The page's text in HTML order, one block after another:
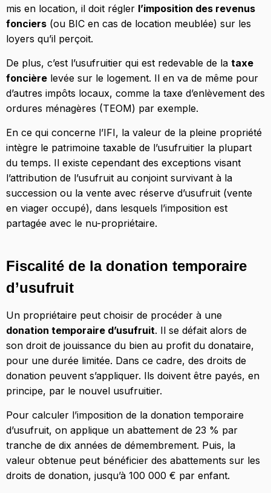
mis en location, il doit régler l’imposition des revenus
fonciers (ou BIC en cas de location meublée) sur les
loyers qu’il perçoit.
De plus, c’est l’usufruitier qui est redevable de la taxe
foncière levée sur le logement. Il en va de même pour
d’autres impôts locaux, comme la taxe d’enlèvement des
ordures ménagères (TEOM) par exemple.
En ce qui concerne l’IFI, la valeur de la pleine propriété
intègre le patrimoine taxable de l’usufruitier la plupart
du temps. Il existe cependant des exceptions visant
l’attribution de l’usufruit au conjoint survivant à la
succession ou la vente avec réserve d’usufruit (vente
en viager occupé), dans lesquels l’imposition est
partagée avec le nu-propriétaire.
Fiscalité de la donation temporaire
d’usufruit
Un propriétaire peut choisir de procéder à une
donation temporaire d’usufruit. Il se défait alors de
son droit de jouissance du bien au profit du donataire,
pour une durée limitée. Dans ce cadre, des droits de
donation peuvent s’appliquer. Ils doivent être payés, en
principe, par le nouvel usufruitier.
Pour calculer l’imposition de la donation temporaire
d’usufruit, on applique un abattement de 23 % par
tranche de dix années de démembrement. Puis, la
valeur obtenue peut bénéficier des abattements sur les
droits de donation, jusqu’à 100 000 € par enfant.